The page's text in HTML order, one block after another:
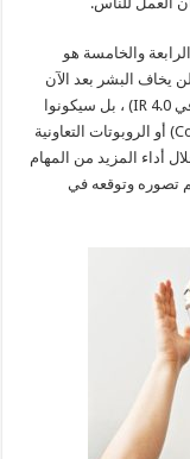
والخامسة هو
يخاف البشر بعد الآن
من الروبوتات من البدائل المنافسة المحتملة (كما في IR 4.0) ، بل سيكونوا
سعداء باعتبارهم شركاء متعاونين. سيتم دمج (Cobots) أو الروبوتات التعاونية
أداء المزيد من المهام
تم تصوره وتوقعه في